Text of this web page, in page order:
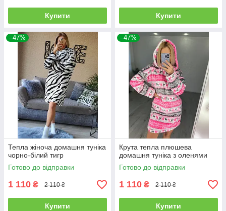
Купити Купити
–47%
Тепла жіноча домашня туніка
чорно-білий тигр
Готово до відправки
1 110 ₴ 2 110 ₴
Купити
–47%
Крута тепла плюшева
домашня туніка з оленями
Готово до відправки
1 110 ₴ 2 110 ₴
Купити